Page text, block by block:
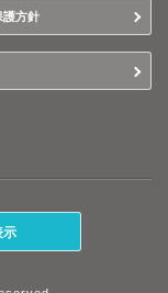
護方針
示